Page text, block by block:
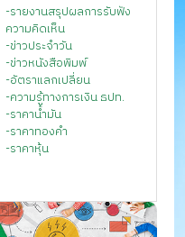
-รายงานสรุปผลการรับฟัง
ความคิดเห็น
-ข่าวประจำวัน
-ข่าวหนังสือพิมพ์
-อัตราแลกเปลี่ยน
-ความรู้ทางการเงิน ธปท.
-ราคาน้ำมัน
-ราคาทองคำ
-ราคาหุ้น